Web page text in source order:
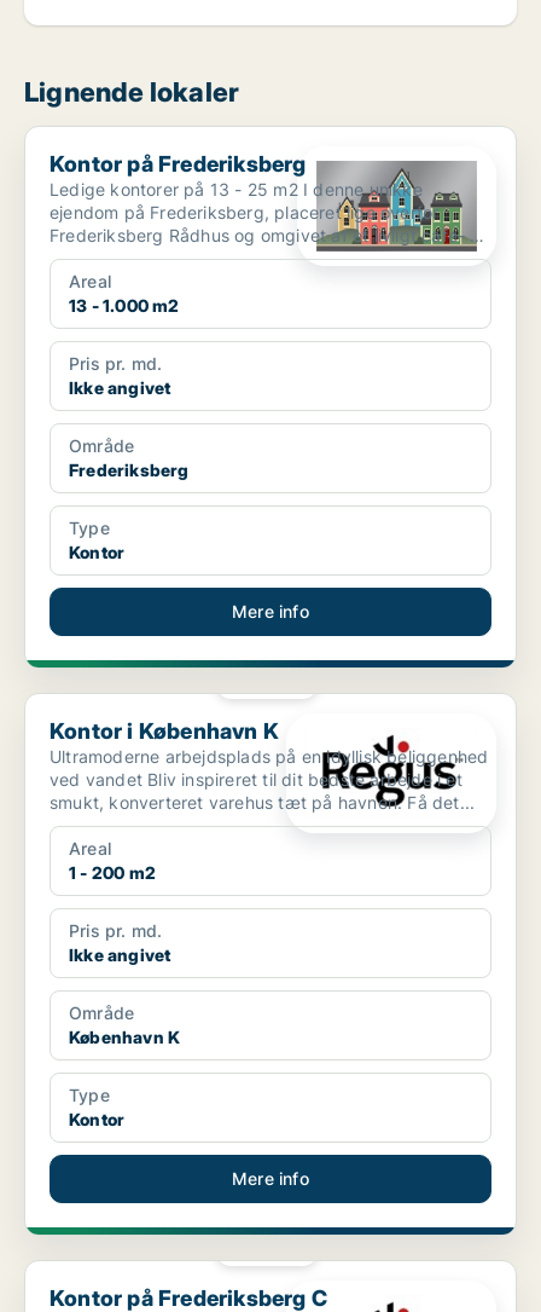
Lignende lokaler
Kontor på Frederiksberg
Kontor på Frederiksberg
Ledige kontorer på 13 - 25 m2 I denne unikke
ejendom på Frederiksberg, placeret lige overfor
Frederiksberg Rådhus og omgivet af et livligt cafe- og
resta...
Areal
13 - 1.000 m2
Pris pr. md.
Ikke angivet
Område
Frederiksberg
Type
Kontor
Mere info
Kontor i København K
Kontor i København K
Ultramoderne arbejdsplads på en idyllisk beliggenhed
ved vandet Bliv inspireret til dit bedste arbejde i et
smukt, konverteret varehus tæt på havnen. Få det...
Areal
1 - 200 m2
Pris pr. md.
Ikke angivet
Område
København K
Type
Kontor
Mere info
Kontor på Frederiksberg C
Kontor på Frederiksberg C